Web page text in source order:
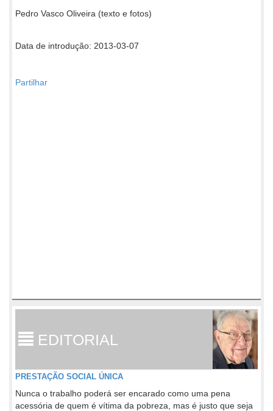
Pedro Vasco Oliveira (texto e fotos)
Data de introdução: 2013-03-07
Partilhar
EDITORIAL
PRESTAÇÃO SOCIAL ÚNICA
Nunca o trabalho poderá ser encarado como uma pena
acessória de quem é vítima da pobreza, mas é justo que seja